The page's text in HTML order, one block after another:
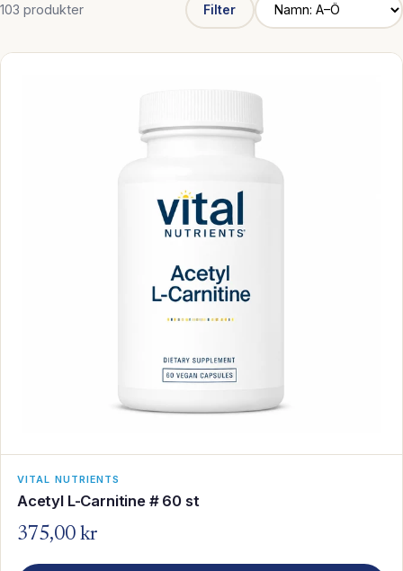
103 produkter Filter
VITAL NUTRIENTS
Acetyl L-Carnitine # 60 st
375,00 kr